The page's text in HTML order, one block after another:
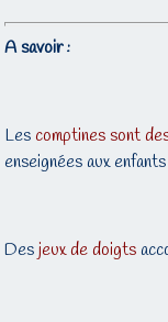
A savoir :
Les comptines sont
enseignées aux
Desjeux de doigts